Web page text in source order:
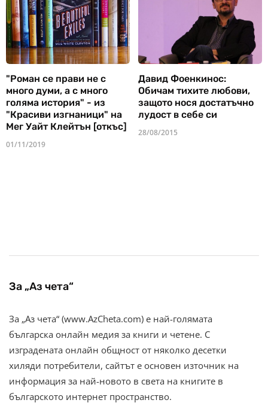
"Роман се прави не с
много думи, а с много
голяма история" - из
"Красиви изгнаници" на
Мег Уайт Клейтън [откъс]
01/11/2019
Давид Фоенкинос:
Обичам тихите любови,
защото нося достатъчно
лудост в себе си
28/08/2015
За „Аз чета“
За „Аз чета“ (www.AzCheta.com) е най-голямата
българска онлайн медия за книги и четене. С
изградената онлайн общност от няколко десетки
хиляди потребители, сайтът е основен източник на
информация за най-новото в света на книгите в
българското интернет пространство.